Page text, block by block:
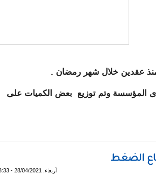
منذ عقدين خلال شهر رمضان .
المؤسسة وتم توزيع بعض الكميات على
خلال رمضان
الضغط
أربعاء, 28/04/2021 - 08:33